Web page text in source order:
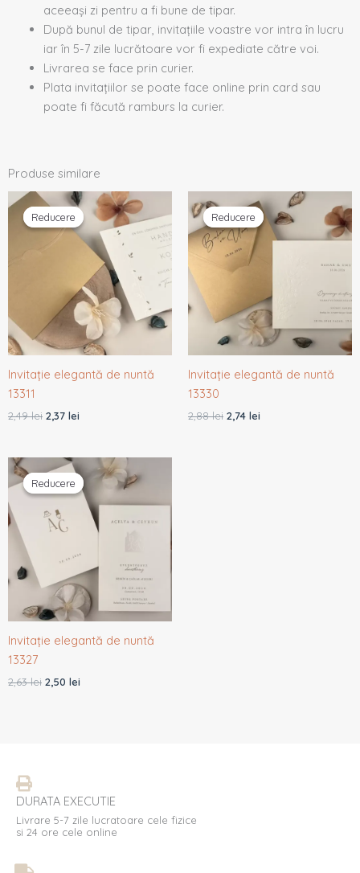
aceeași zi pentru a fi bune de tipar.
După bunul de tipar, invitațiile voastre vor intra în lucru
iar în 5-7 zile lucrătoare vor fi expediate către voi.
Livrarea se face prin curier.
Plata invitațiilor se poate face online prin card sau
poate fi făcută ramburs la curier.
Produse similare
Reducere
Reducere
Invitație elegantă de nuntă
13311
2,49lei
Prețul
inițial
a
fost:
2,37 lei
Prețul
curent
este:
2,37 lei.
Reducere
Reducere
Invitație elegantă de nuntă
13330
2,88lei
inițial
a
fost:
2,88 lei.
2,74 lei
curent
este:
2,74 lei.
Reducere
Reducere
Invitație elegantă de nuntă
13327
2,63lei
Prețul
inițial
a
2,63 lei.
2,50 lei
Prețul
curent
este:
2,50 lei.
DURATA EXECUTIE
Livrare 5-7 zile lucratoare cele fizice
si 24 ore cele online